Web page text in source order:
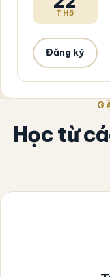
TH5
Đăng ký
Học từ